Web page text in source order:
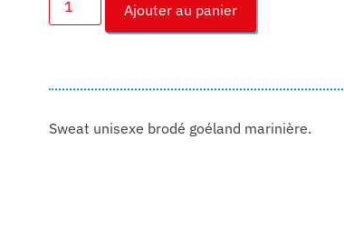
Ajouter au panier
Sweat unisexe brodé goéland marinière.